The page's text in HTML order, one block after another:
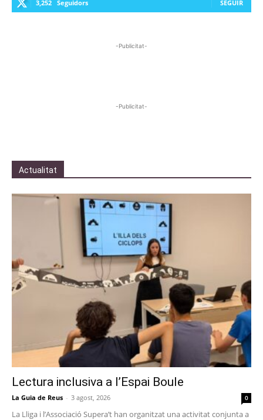
3,252 Seguidors SEGUIR
-Publicitat-
-Publicitat-
Actualitat
Lectura inclusiva a l’Espai Boule
La Guia de Reus - 3 agost, 2026 0
La Lliga i l’Associació Supera’t han organitzat una activitat conjunta a